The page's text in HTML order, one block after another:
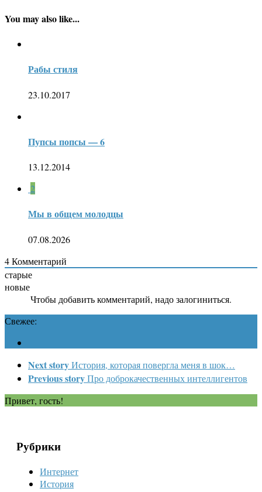
You may also like...
Рабы стиля
23.10.2017
Пупсы попсы — 6
13.12.2014
2
Мы в общем молодцы
07.08.2026
4Комментарий
старые
новые
Чтобы добавить комментарий, надо залогиниться.
Свежее:
Next storyИстория, которая повергла меня в шок…
Previous storyПро доброкачественных интеллигентов
Привет, гость!
Рубрики
Интернет
История